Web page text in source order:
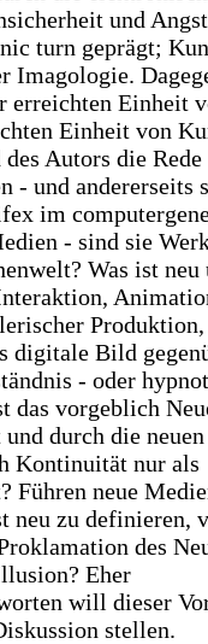
und
turn geprägt;
Imagologie.
erreichten Einheit
Einheit von
Autors die Rede
- und andererseits
im
- sind sie
Was ist neu
Produktion,
digitale Bild
- oder
das vorgeblich
durch die neuen
Kontinuität nur als
neue
neu zu definieren,
des
Eher
will dieser
stellen.